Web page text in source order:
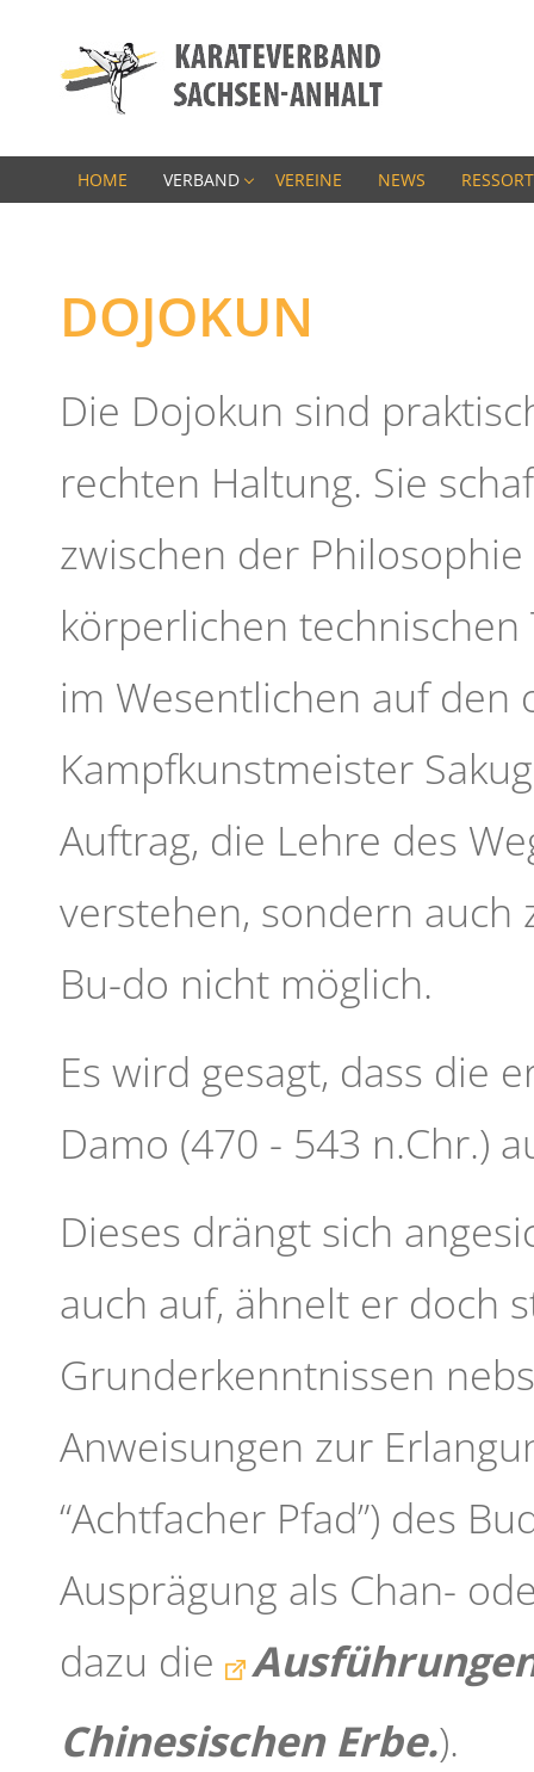
HOME VERBAND VEREINE NEWS
DOJOKUN
Die Dojokun sind
rechten Haltung. Sie
zwischen der
körperlichen
im Wesentlichen auf den
Kampfkunstmeister
Auftrag, die Lehre des
verstehen, sondern
Bu-do nicht möglich.
Es wird gesagt, dass die
Damo (470 - 543 n.Chr.)
Dieses drängt sich
auch auf, ähnelt er doch
Grunderkenntnissen
Anweisungen zur
“Achtfacher Pfad”) des
Ausprägung als Chan-
dazu die
Chinesischen Erbe.).